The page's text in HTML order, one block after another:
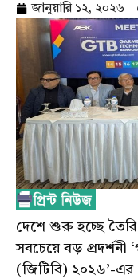
জানুয়ারি ১২, ২০২৬
দেশে শুরু হচ্ছে তৈরি
সবচেয়ে বড় প্রদর্শনী
(জিটিবি) ২০২৬’-